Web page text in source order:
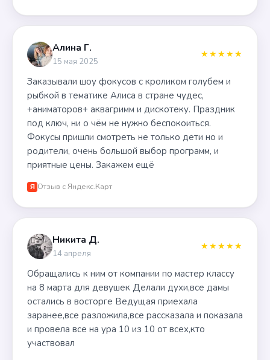
Алина Г.
15 мая 2025
★★★★★
Заказывали шоу фокусов с кроликом голубем и
рыбкой в тематике Алиса в стране чудес,
+аниматоров+ аквагримм и дискотеку. Праздник
под ключ, ни о чём не нужно беспокоиться.
Фокусы пришли смотреть не только дети но и
родители, очень большой выбор программ, и
приятные цены. Закажем ещё
Я Отзыв с Яндекс.Карт
Никита Д.
14 апреля
★★★★★
Обращались к ним от компании по мастер классу
на 8 марта для девушек Делали духи,все дамы
остались в восторге Ведущая приехала
заранее,все разложила,все рассказала и показала
и провела все на ура 10 из 10 от всех,кто
участвовал